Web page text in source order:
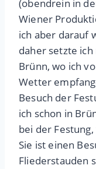
(obendrein in
Wiener
ich aber darauf
daher setzte
Brünn, wo ich
Wetter
Besuch der
ich schon in
bei der
Sie ist einen
Fliederstauden